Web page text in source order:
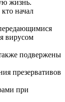
жизнь.
начал
вирусом
подвержены
презервативов
при